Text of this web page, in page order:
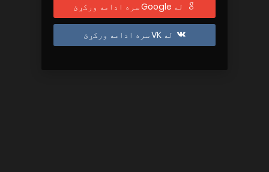
له Google سره ادامه ورکړئ
له VK سره ادامه ورکړئ